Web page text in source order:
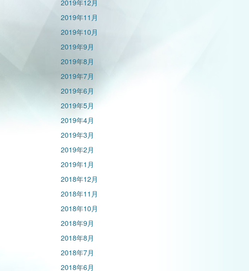
2019年12月
2019年11月
2019年10月
2019年9月
2019年8月
2019年7月
2019年6月
2019年5月
2019年4月
2019年3月
2019年2月
2019年1月
2018年12月
2018年11月
2018年10月
2018年9月
2018年8月
2018年7月
2018年6月